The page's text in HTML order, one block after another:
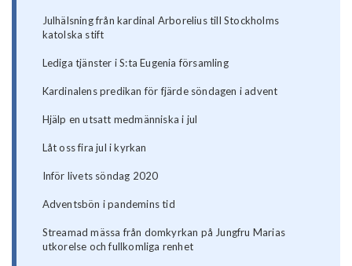
Julhälsning från kardinal Arborelius till Stockholms
katolska stift
Lediga tjänster i S:ta Eugenia församling
Kardinalens predikan för fjärde söndagen i advent
Hjälp en utsatt medmänniska i jul
Låt oss fira jul i kyrkan
Inför livets söndag 2020
Adventsbön i pandemins tid
Streamad mässa från domkyrkan på Jungfru Marias
utkorelse och fullkomliga renhet